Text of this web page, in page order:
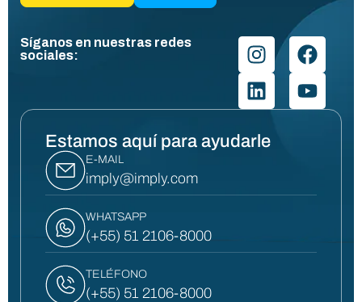
Síganos en nuestras redes
sociales:
Estamos aquí para ayudarle
E-MAIL
imply@imply.com
WHATSAPP
(+55) 51 2106-8000
TELÉFONO
(+55) 51 2106-8000